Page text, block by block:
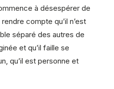
à désespérer de
compte qu’il n’est
séparé des autres de
et qu’il faille se
qu’il est personne et